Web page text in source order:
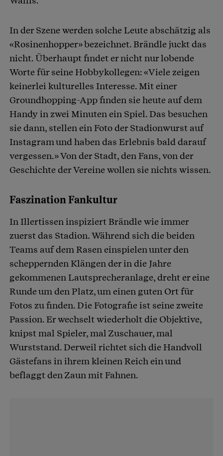
In der Szene werden solche Leute abschätzig als
«Rosinenhopper» bezeichnet. Brändle juckt das
nicht. Überhaupt findet er nicht nur lobende
Worte für seine Hobbykollegen: «Viele zeigen
keinerlei kulturelles Interesse. Mit einer
Groundhopping-App finden sie heute auf dem
Handy in zwei Minuten ein Spiel. Das besuchen
sie dann, stellen ein Foto der Stadionwurst auf
Instagram und haben das Erlebnis bald darauf
vergessen.» Von der Stadt, den Fans, von der
Geschichte der Vereine wollen sie nichts wissen.
Faszination Fankultur
In Illertissen inspiziert Brändle wie immer
zuerst das Stadion. Während sich die beiden
Teams auf dem Rasen einspielen unter den
scheppernden Klängen der in die Jahre
gekommenen Lautsprecheranlage, dreht er eine
Runde um den Platz, um einen guten Ort für
Fotos zu finden. Die Fotografie ist seine zweite
Passion. Er wechselt wiederholt die Objektive,
knipst mal Spieler, mal Zuschauer, mal
Wurststand. Derweil richtet sich die Handvoll
Gästefans in ihrem kleinen Reich ein und
beflaggt den Zaun mit Fahnen.